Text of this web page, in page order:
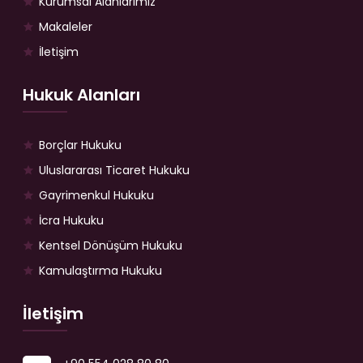
Makaleler
İletişim
Hukuk Alanları
Borçlar Hukuku
Uluslararası Ticaret Hukuku
Gayrimenkul Hukuku
İcra Hukuku
Kentsel Dönüşüm Hukuku
Kamulaştırma Hukuku
İletişim